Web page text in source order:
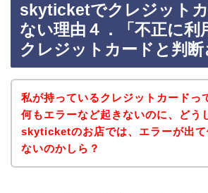
skyticketでクレジットカ
ない理由４．「不正に利
クレジットカードと判断
私が持っているクレジットカードっ
何もエラーなど起きないのに、どう
skyticketのお店では、エラーが出て
ないのかしら？